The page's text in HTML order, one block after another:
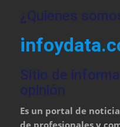
¿Quienes
Sitio de
opinión
Es un portal de
de profesionales y